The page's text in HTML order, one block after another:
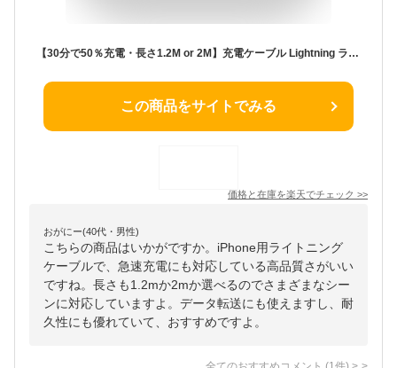
【30分で50％充電・長さ1.2M or 2M】充電ケーブル Lightning ライトニングケーブル 超高速 20W Type-C PD USBケーブル 急速充電 MFi認証 iphoneケーブル 高速 データ転送 iPhone14 14 Pro iPhone14 Pro Max Plus SE3 13 12 Mini SE3 11 Pro Max XS Max XR X
この商品をサイトでみる
価格と在庫を楽天でチェック >>
おがにー(40代・男性)
こちらの商品はいかがですか。iPhone用ライトニング
ケーブルで、急速充電にも対応している高品質さがいい
ですね。長さも1.2mか2mか選べるのでさまざまなシー
ンに対応していますよ。データ転送にも使えますし、耐
久性にも優れていて、おすすめですよ。